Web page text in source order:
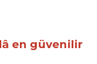
en güvenilir